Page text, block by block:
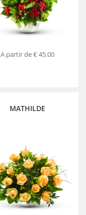
A partir de€ 45.00
MATHILDE